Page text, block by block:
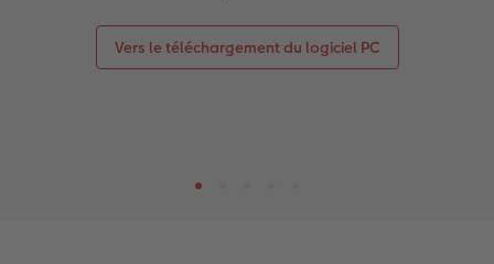
Vers le téléchargement du logiciel PC